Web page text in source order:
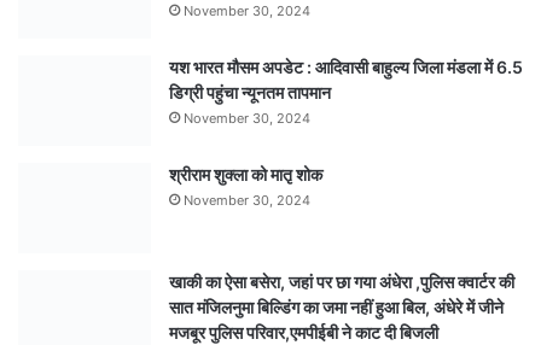
November 30, 2024
यश भारत मौसम अपडेट : आदिवासी बाहुल्य जिला मंडला में 6.5
डिग्री पहुंचा न्यूनतम तापमान
November 30, 2024
श्रीराम शुक्ला को मातृ शोक
November 30, 2024
खाकी का ऐसा बसेरा, जहां पर छा गया अंधेरा ,पुलिस क्वार्टर की
सात मंजिलनुमा बिल्डिंग का जमा नहीं हुआ बिल, अंधेरे में जीने
मजबूर पुलिस परिवार,एमपीईबी ने काट दी बिजली